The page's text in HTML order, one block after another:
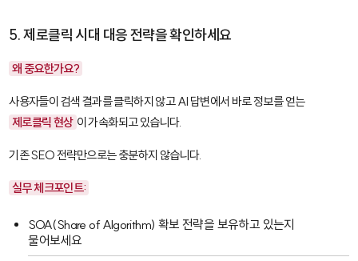
5. 제로클릭 시대 대응 전략을 확인하세요
왜 중요한가요?
사용자들이 검색 결과를 클릭하지 않고 AI 답변에서 바로 정보를 얻는
제로클릭 현상 이 가속화되고 있습니다.
기존 SEO 전략만으로는 충분하지 않습니다.
실무 체크포인트:
SOA(Share of Algorithm) 확보 전략을 보유하고 있는지
물어보세요